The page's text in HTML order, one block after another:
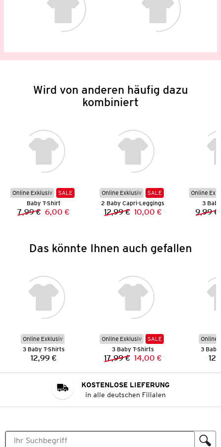
Wird von anderen häufig dazu
kombiniert
Online Exklusiv
SALE
Baby T-Shirt
Vorheriger Preis:
7,99 € Neuer Preis:
6,00 €
Online Exklusiv
SALE
2 Baby Capri-Leggings
Vorheriger Preis:
12,99 € Neuer Preis:
10,00 €
Online
3
9,99 €
Das könnte Ihnen auch gefallen
Online Exklusiv
3 Baby T-Shirts
Preis:
12,99 €
Online Exklusiv
SALE
3 Baby T-Shirts
Vorheriger Preis:
17,99 € Neuer Preis:
14,00 €
Online
3
KOSTENLOSE LIEFERUNG
in alle deutschen Filialen